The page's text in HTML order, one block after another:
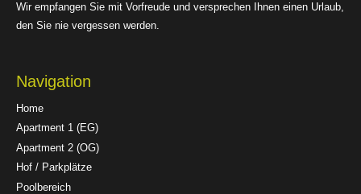
Wir empfangen Sie mit Vorfreude und versprechen Ihnen einen Urlaub,
den Sie nie vergessen werden.
Navigation
Home
Apartment 1 (EG)
Apartment 2 (OG)
Hof / Parkplätze
Poolbereich